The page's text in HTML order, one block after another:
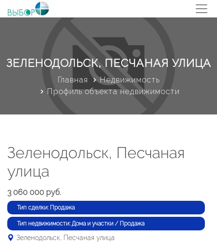
ЗЕЛЕНОДОЛЬСК, ПЕСЧАНАЯ УЛИЦА
Главная
Недвижимость
Профиль объекта недвижимости
Зеленодольск, Песчаная
улица
3 060 000 руб.
Тип сделки: Продажа
Тип недвижимости: Дома и участки / Продажа
Зеленодольск, Песчаная улица